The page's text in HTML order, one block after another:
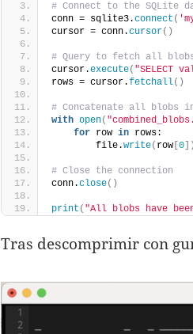
# Connect to the SQLite
conn = sqlite3.connect (
cursor = conn.cursor()
# Query to fetch all
cursor.execute( "SELECT
rows = cursor.fetchall()
# Concatenate all
with open(
for row in rows:
        file.
write( row [0 ])
# Close the connection
conn.close()
print ( "All blobs have
Tras descomprimir con